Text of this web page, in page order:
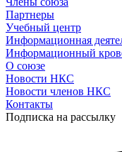
Партнеры
Учебный центр
Информационная
Информационный
О союзе
Новости НКС
Новости членов НКС
Контакты
Подписка на рассылку